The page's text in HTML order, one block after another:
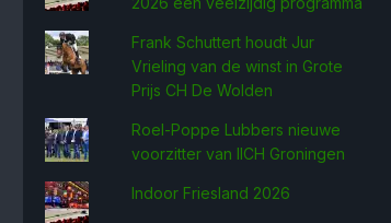
Frank Schuttert houdt Jur
Vrieling van de winst in Grote
Prijs CH De Wolden
Roel-Poppe Lubbers nieuwe
voorzitter van IICH Groningen
Indoor Friesland 2026